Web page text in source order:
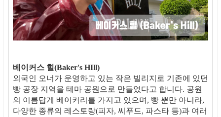
베이커스 힐(Baker's HIll)
외국인 오너가 운영하고 있는 작은 빌리지로 기존에 있던
빵 공장 지역을 테마 공원으로 만들었다고 합니다. 공원
의 이름답게 베이커리를 가지고 있으며, 빵 뿐만 아니라,
다양한 종류의 레스토랑(피자, 씨푸드, 파스타 등)과 여러